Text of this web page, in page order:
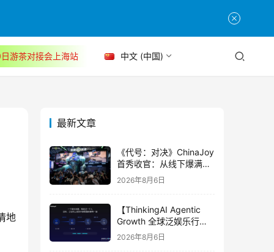
游茶对接会上海站 中文 (中国)
地
最新文章
《代号：对决》ChinaJoy
首秀收官：从线下爆满看
见玩家的真实期待
2026年8月6日
【ThinkingAI Agentic
Growth 全球泛娱乐行业
峰会】Agent 时代，人到
2026年8月6日